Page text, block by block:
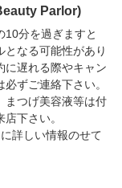
Parlor)
10分を過ぎますと
となる可能性があり
に遅れる際やキャン
必ずご連絡下さい。
まつげ美容液等は付
下さい。
詳しい情報のせて